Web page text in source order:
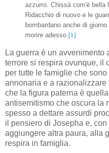
azzurro. Chissà com'è
Ridacchio di nuovo e le
bombardano anche di
morire adesso. [1]
La guerra è un avvenimento
terrore si respira ovunque, il
per tutte le famiglie che
annonaria e a razionalizzare
che la figura paterna è
antisemitismo che oscura la
spesso a dettare assurdi
il pensiero di Josepha e,
aggiungere altra paura, alla
respira in famiglia.